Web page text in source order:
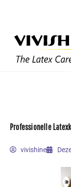
springen
Professionelle
vivishine